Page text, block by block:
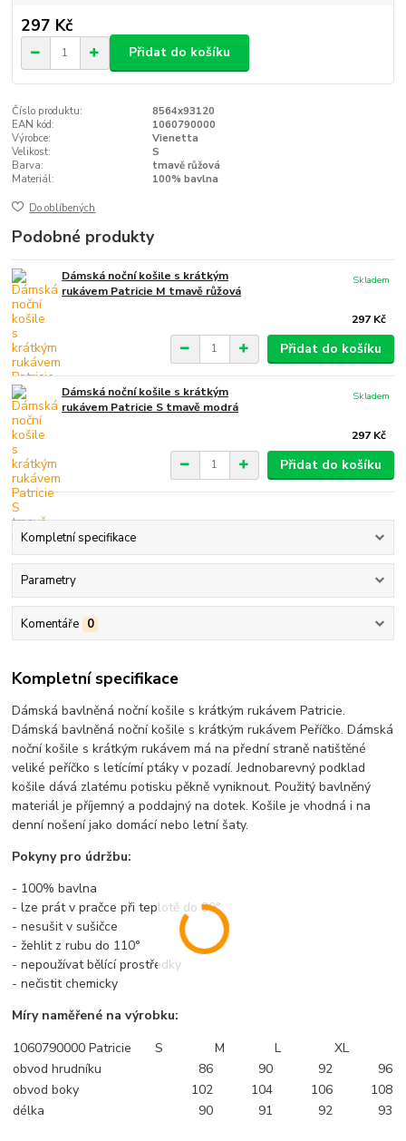
297 Kč
Přidat do košíku
Číslo produktu:
8564x93120
EAN kód:
1060790000
Výrobce:
Vienetta
Velikost:
S
Barva:
tmavě růžová
Materiál:
100% bavlna
Do oblíbených
Podobné produkty
Dámská noční košile s krátkým
rukávem Patricie M tmavě růžová
297 Kč
Skladem
Přidat do košíku
Dámská noční košile s krátkým
rukávem Patricie S tmavě modrá
297 Kč
Skladem
Přidat do košíku
Kompletní specifikace
Parametry
Komentáře 0
Kompletní specifikace
Dámská bavlněná noční košile s krátkým rukávem Patricie.
Dámská bavlněná noční košile s krátkým rukávem Peříčko. Dámská
noční košile s krátkým rukávem má na přední straně natištěné
veliké peříčko s letícímí ptáky v pozadí. Jednobarevný podklad
košile dává zlatému potisku pěkně vyniknout. Použitý bavlněný
materiál je příjemný a poddajný na dotek. Košile je vhodná i na
denní nošení jako domácí nebo letní šaty.
Pokyny pro údržbu:
- 100% bavlna
- lze prát v pračce při teplotě do 30°
- nesušit v sušičce
- žehlit z rubu do 110°
- nepoužívat bělící prostředky
- nečistit chemicky
Míry naměřené na výrobku:
1060790000 Patricie
S M L
XL
obvod hrudníku
86 90 92
96
obvod boky
102 104 106
108
délka
90 91 92 93